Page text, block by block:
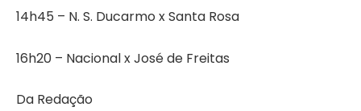
14h45 – N. S. Ducarmo x Santa Rosa
16h20 – Nacional x José de Freitas
Da Redação